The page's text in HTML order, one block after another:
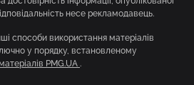
несе рекламодавець.
способи використання матеріалів
у порядку, встановленому
PMG.UA .